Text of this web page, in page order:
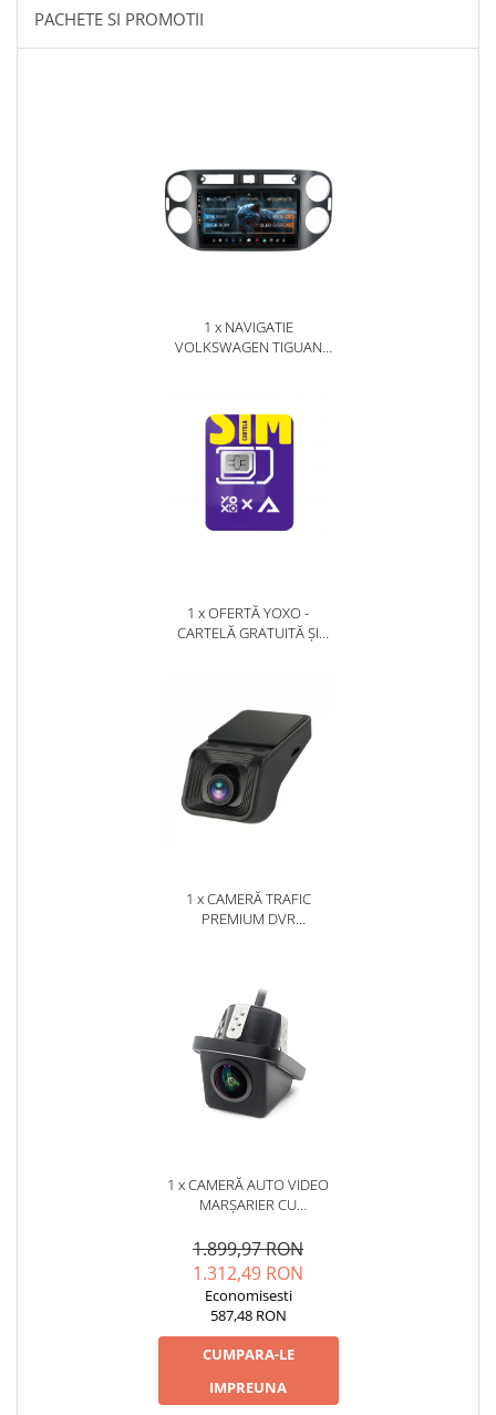
PACHETE SI PROMOTII
1 x NAVIGATIE
VOLKSWAGEN TIGUAN
BGE9002+AD-BGRKIT035-
1016
1 x OFERTĂ YOXO -
CARTELĂ GRATUITĂ ȘI
1 x CAMERĂ TRAFIC
PREMIUM DVR
BGCMDVR3
1 x CAMERĂ AUTO VIDEO
MARȘARIER CU
REZOLUȚIE 1920X1080P,
UNGHI DESCHIS 155° - AD-
BGCM10-G
1.899,97 RON
1.312,49 RON
Economisesti
587,48 RON
CUMPARA-LE
IMPREUNA